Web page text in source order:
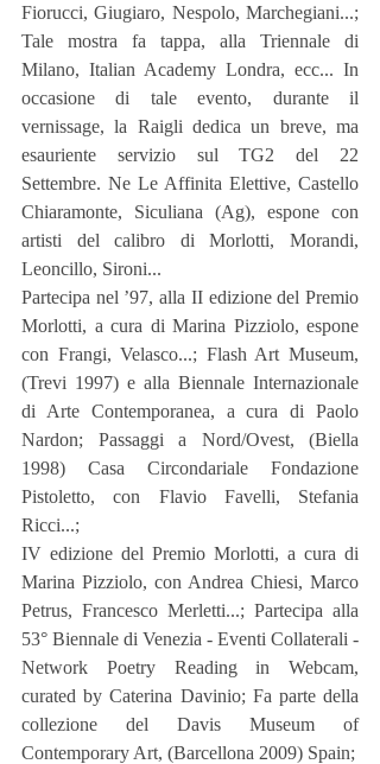
Fiorucci, Giugiaro, Nespolo, Marchegiani...;
Tale mostra fa tappa, alla Triennale di
Milano, Italian Academy Londra, ecc... In
occasione di tale evento, durante il
vernissage, la Raigli dedica un breve, ma
esauriente servizio sul TG2 del 22
Settembre. Ne Le Affinita Elettive, Castello
Chiaramonte, Siculiana (Ag), espone con
artisti del calibro di Morlotti, Morandi,
Leoncillo, Sironi...
Partecipa nel ’97, alla II edizione del Premio
Morlotti, a cura di Marina Pizziolo, espone
con Frangi, Velasco...; Flash Art Museum,
(Trevi 1997) e alla Biennale Internazionale
di Arte Contemporanea, a cura di Paolo
Nardon; Passaggi a Nord/Ovest, (Biella
1998) Casa Circondariale Fondazione
Pistoletto, con Flavio Favelli, Stefania
Ricci...;
IV edizione del Premio Morlotti, a cura di
Marina Pizziolo, con Andrea Chiesi, Marco
Petrus, Francesco Merletti...; Partecipa alla
53° Biennale di Venezia - Eventi Collaterali -
Network Poetry Reading in Webcam,
curated by Caterina Davinio; Fa parte della
collezione del Davis Museum of
Contemporary Art, (Barcellona 2009) Spain;